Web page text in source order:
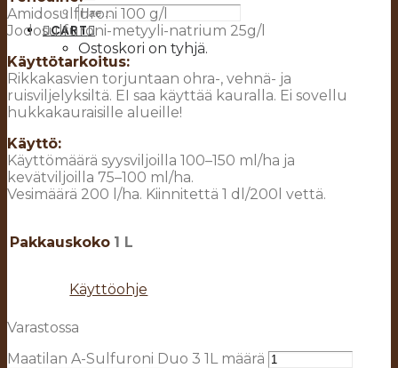
CART
Ostoskori on tyhjä.
Amidosulfuroni 100 g/l
Jodosulfuroni-metyyli-natrium 25g/l
Käyttötarkoitus:
Rikkakasvien torjuntaan ohra-, vehnä- ja
ruisviljelyksiltä. EI saa käyttää kauralla. Ei sovellu
hukkakauraisille alueille!
Käyttö:
Käyttömäärä syysviljoilla 100–150 ml/ha ja
kevätviljoilla 75–100 ml/ha.
Vesimäärä 200 l/ha. Kiinnitettä 1 dl/200l vettä.
Pakkauskoko 1 L
Käyttöohje
Varastossa
Maatilan A-Sulfuroni Duo 3 1L määrä